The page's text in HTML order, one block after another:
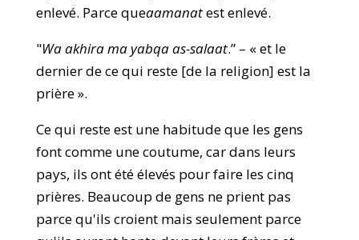
enlevé. Parce queaamanatest enlevé.
"Wa akhira ma yabqa as-salaat.” – « et le
dernier de ce qui reste [de la religion] est la
prière ».
Ce qui reste est une habitude que les gens
font comme une coutume, car dans leurs
pays, ils ont été élevés pour faire les cinq
prières. Beaucoup de gens ne prient pas
parce qu'ils croient mais seulement parce